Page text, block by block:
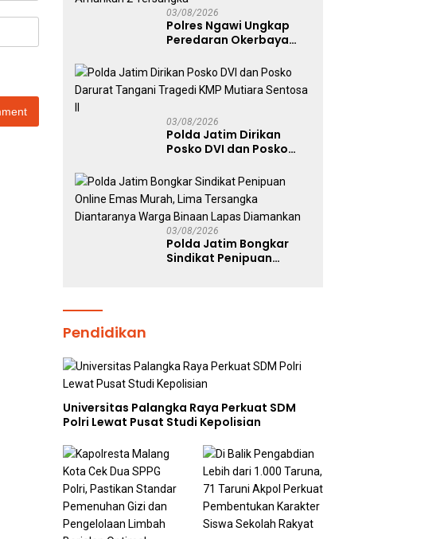
03/08/2026
Polres Ngawi Ungkap
Peredaran Okerbaya
03/08/2026
Polda Jatim Dirikan
Posko DVI dan Posko
Tragedi KMP Mutiara
Sentosa II
03/08/2026
Polda Jatim Bongkar
Sindikat Penipuan
Pendidikan
Universitas Palangka Raya Perkuat SDM
Polri Lewat Pusat Studi Kepolisian